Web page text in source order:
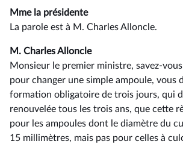
Mme la présidente
La parole est à M. Charles Alloncle.
M. Charles Alloncle
Monsieur le premier ministre, savez-vous
pour changer une simple ampoule, vous
formation obligatoire de trois jours, qui
renouvelée tous les trois ans, que cette
pour les ampoules dont le diamètre du
15 millimètres, mais pas pour celles à